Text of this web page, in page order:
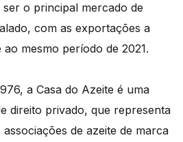
o principal mercado de
com as exportações a
mesmo período de 2021.
a Casa do Azeite é uma
direito privado, que representa
de azeite de marca